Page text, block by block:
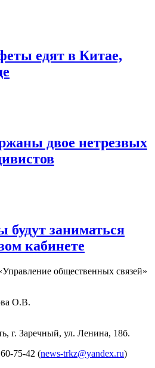
едят в Китае,
двое нетрезвых
заниматься
кабинете
общественных связей»
О.В.
г. Заречный, ул. Ленина, 18б.
75-42 (news-trkz@yandex.ru)